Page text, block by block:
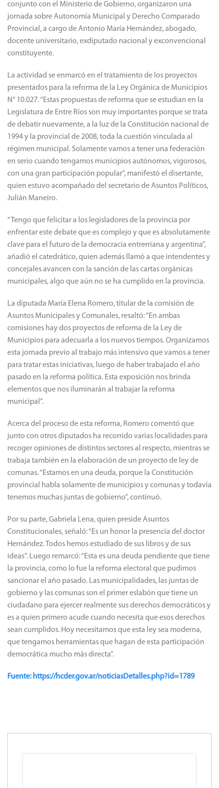
conjunto con el Ministerio de Gobierno, organizaron una
jornada sobre Autonomía Municipal y Derecho Comparado
Provincial, a cargo de Antonio María Hernández, abogado,
docente universitario, exdiputado nacional y exconvencional
constituyente.
La actividad se enmarcó en el tratamiento de los proyectos
presentados para la reforma de la Ley Orgánica de Municipios
N° 10.027. “Estas propuestas de reforma que se estudian en la
Legislatura de Entre Ríos son muy importantes porque se trata
de debatir nuevamente, a la luz de la Constitución nacional de
1994 y la provincial de 2008, toda la cuestión vinculada al
régimen municipal. Solamente vamos a tener una federación
en serio cuando tengamos municipios autónomos, vigorosos,
con una gran participación popular”, manifestó el disertante,
quien estuvo acompañado del secretario de Asuntos Políticos,
Julián Maneiro.
“Tengo que felicitar a los legisladores de la provincia por
enfrentar este debate que es complejo y que es absolutamente
clave para el futuro de la democracia entrerriana y argentina”,
añadió el catedrático, quien además llamó a que intendentes y
concejales avancen con la sanción de las cartas orgánicas
municipales, algo que aún no se ha cumplido en la provincia.
La diputada María Elena Romero, titular de la comisión de
Asuntos Municipales y Comunales, resaltó: “En ambas
comisiones hay dos proyectos de reforma de la Ley de
Municipios para adecuarla a los nuevos tiempos. Organizamos
esta jornada previo al trabajo más intensivo que vamos a tener
para tratar estas iniciativas, luego de haber trabajado el año
pasado en la reforma política. Esta exposición nos brinda
elementos que nos iluminarán al trabajar la reforma
municipal”.
Acerca del proceso de esta reforma, Romero comentó que
junto con otros diputados ha recorrido varias localidades para
recoger opiniones de distintos sectores al respecto, mientras se
trabaja también en la elaboración de un proyecto de ley de
comunas. “Estamos en una deuda, porque la Constitución
provincial habla solamente de municipios y comunas y todavía
tenemos muchas juntas de gobierno”, continuó.
Por su parte, Gabriela Lena, quien preside Asuntos
Constitucionales, señaló: “Es un honor la presencia del doctor
Hernández. Todos hemos estudiado de sus libros y de sus
ideas”. Luego remarcó: “Esta es una deuda pendiente que tiene
la provincia, como lo fue la reforma electoral que pudimos
sancionar el año pasado. Las municipalidades, las juntas de
gobierno y las comunas son el primer eslabón que tiene un
ciudadano para ejercer realmente sus derechos democráticos y
es a quien primero acude cuando necesita que esos derechos
sean cumplidos. Hoy necesitamos que esta ley sea moderna,
que tengamos herramientas que hagan de esta participación
democrática mucho más directa”.
Fuente: https://hcder.gov.ar/noticiasDetalles.php?id=1789